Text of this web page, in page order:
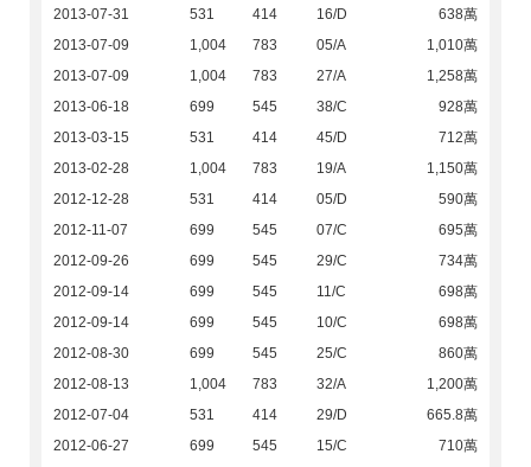
2013-07-31
531 414 16/D
638萬
2013-07-09
1,004 783 05/A
1,010萬
2013-07-09
1,004 783 27/A
1,258萬
2013-06-18
699 545 38/C
928萬
2013-03-15
531 414 45/D
712萬
2013-02-28
1,004 783 19/A
1,150萬
2012-12-28
531 414 05/D
590萬
2012-11-07
699 545 07/C
695萬
2012-09-26
699 545 29/C
734萬
2012-09-14
699 545 11/C
698萬
2012-09-14
699 545 10/C
698萬
2012-08-30
699 545 25/C
860萬
2012-08-13
1,004 783 32/A
1,200萬
2012-07-04
531 414 29/D
665.8萬
2012-06-27
699 545 15/C
710萬